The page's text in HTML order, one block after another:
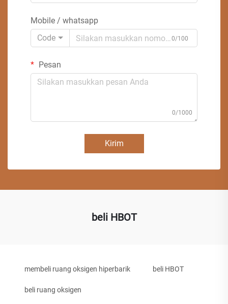
Mobile / whatsapp
Code
0/100
Pesan
0/1000
Kirim
beli HBOT
membeli ruang oksigen hiperbarik beli HBOT
beli ruang oksigen